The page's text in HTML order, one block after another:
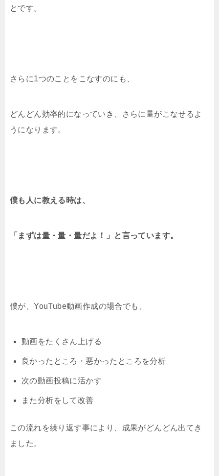
とです。
さらに1つのことをこなすのにも、
どんどん効率的になっていき、さらに量がこなせるよ
うになります。
僕も人に教える時は、
「まずは量・量・量だよ！」と言っています。
僕が、YouTube動画作成の場合でも、
動画をたくさん上げる
良かったところ・悪かったところを分析
次の動画投稿に活かす
また分析をして改善
この流れを繰り返す事により、成果がどんどん出てき
ました。